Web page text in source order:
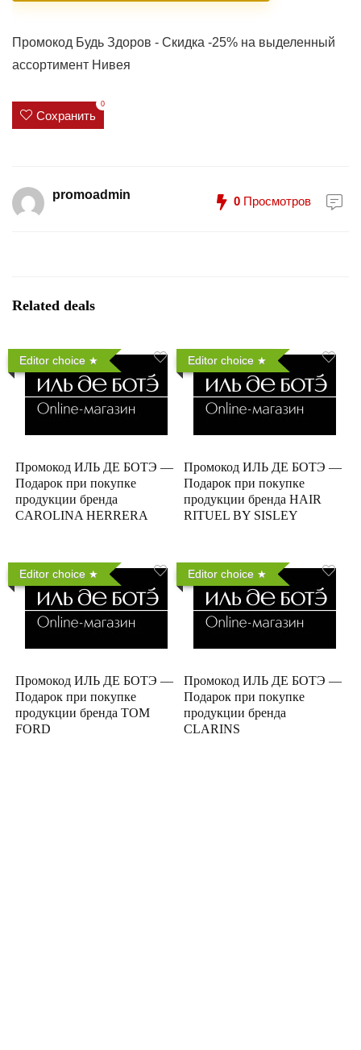
Промокод Будь Здоров - Скидка -25% на выделенный
ассортимент Нивея
Сохранить
0
promoadmin 0 Просмотров
Related deals
Editor choice
Промокод ИЛЬ ДЕ БОТЭ —
Подарок при покупке
продукции бренда
CAROLINA HERRERA
Editor choice
Промокод ИЛЬ ДЕ БОТЭ —
Подарок при покупке
продукции бренда HAIR
RITUEL BY SISLEY
Editor choice
Промокод ИЛЬ ДЕ БОТЭ —
Подарок при покупке
продукции бренда TOM
FORD
Editor choice
Промокод ИЛЬ ДЕ БОТЭ —
Подарок при покупке
продукции бренда
CLARINS